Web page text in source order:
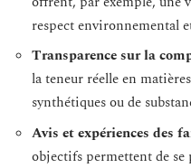
respect environnemental
Transparence sur la
la teneur réelle en
synthétiques ou de
Avis et expériences des
objectifs permettent de